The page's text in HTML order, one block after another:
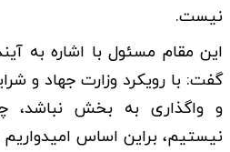
نیست.
این مقام مسئول با اشاره به
گفت: با رویکرد وزارت جهاد و
و واگذاری به بخش نباشد،
نیستیم، براین اساس